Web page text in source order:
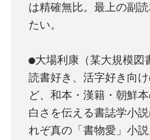
は精確無比。最上の副
たい。
●大場利康（某大規模図
読書好き、活字好き向
ど、和本・漢籍・朝鮮
白さを伝える書誌学小
れぞ真の「書物愛」小